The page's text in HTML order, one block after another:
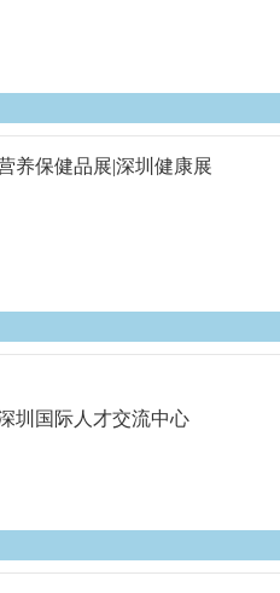
养保健品展|深圳健康展
圳国际人才交流中心